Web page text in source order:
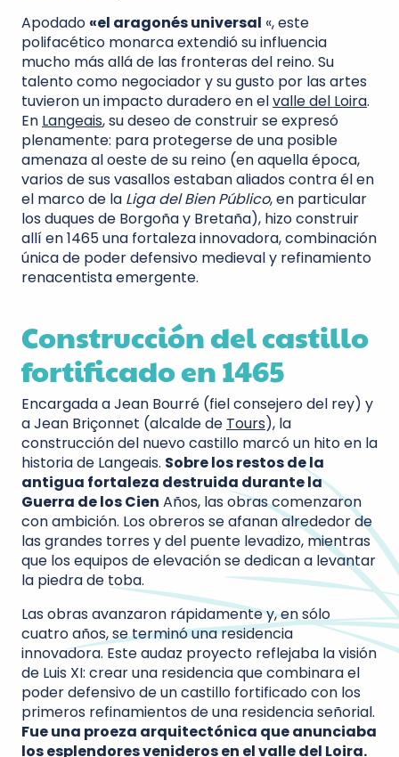
Apodado «el aragonés universal «, este
polifacético monarca extendió su influencia
mucho más allá de las fronteras del reino. Su
talento como negociador y su gusto por las artes
tuvieron un impacto duradero en elvalle del Loira.
En Langeais, su deseo de construir se expresó
plenamente: para protegerse de una posible
amenaza al oeste de su reino (en aquella época,
varios de sus vasallos estaban aliados contra él en
el marco de la Liga del Bien Público, en particular
los duques de Borgoña y Bretaña), hizo construir
allí en 1465 una fortaleza innovadora, combinación
única de poder defensivo medieval y refinamiento
renacentista emergente.
Construcción del castillo
fortificado en 1465
Encargada a Jean Bourré (fiel consejero del rey) y
a Jean Briçonnet (alcalde de Tours), la
construcción del nuevo castillo marcó un hito en la
historia de Langeais. Sobre los restos de la
antigua fortaleza destruida durante la
Guerra de los Cien Años, las obras comenzaron
con ambición. Los obreros se afanan alrededor de
las grandes torres y del puente levadizo, mientras
que los equipos de elevación se dedican a levantar
la piedra de toba.
Las obras avanzaron rápidamente y, en sólo
cuatro años, se terminó una residencia
innovadora. Este audaz proyecto reflejaba la visión
de Luis XI: crear una residencia que combinara el
poder defensivo de un castillo fortificado con los
primeros refinamientos de una residencia señorial.
Fue una proeza arquitectónica que anunciaba
los esplendores venideros en elvalle del Loira.